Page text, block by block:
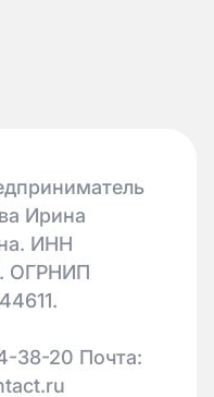
Ирина
ИНН
ОГРНИП
38-20 Почта: